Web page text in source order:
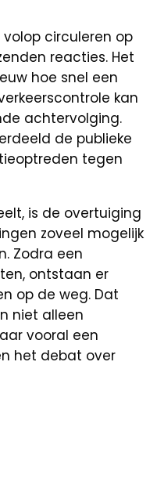
circuleren op
reacties. Het
hoe snel een
kan
achtervolging.
de publieke
tegen
is de overtuiging
zoveel mogelijk
Zodra een
ontstaan er
op de weg. Dat
niet alleen
vooral een
het debat over